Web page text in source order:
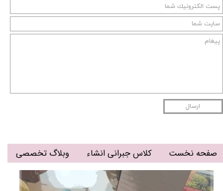
صفحه نخست کلاس جبرانی انشاء وبلاگ تخصصی
ارسال